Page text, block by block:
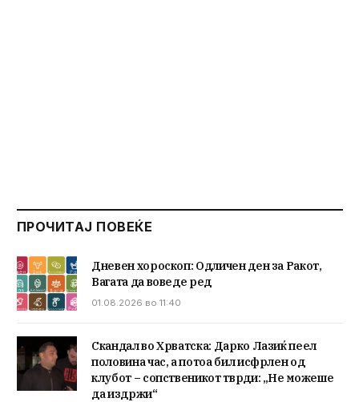
ПРОЧИТАЈ ПОВЕЌЕ
Дневен хороскоп: Одличен ден за Ракот,
Вагата да воведе ред
01.08.2026 во 11:40
Скандал во Хрватска: Дарко Лазиќ пеел
половина час, а потоа бил исфрлен од
клубот – сопственикот тврди: „Не можеше
да издржи“